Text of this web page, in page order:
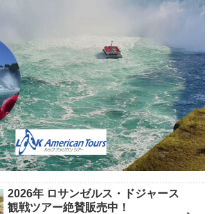
2026年 ロサンゼルス・ドジャース
観戦ツアー絶賛販売中！